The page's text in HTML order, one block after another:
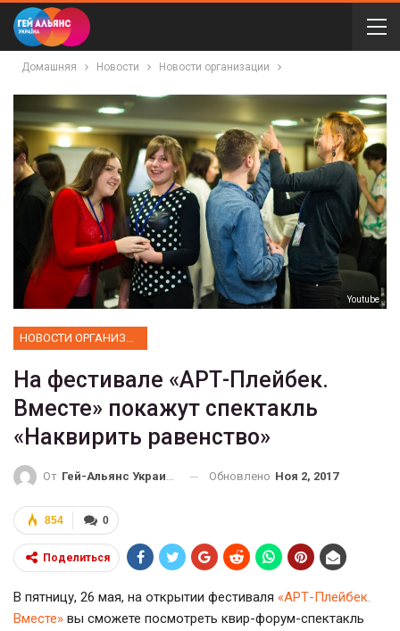
Домашняя Новости Новости организации
Youtube
На фестивале «АРТ-Плейбек.
Вместе» покажут спектакль
«Наквирить равенство»
От Гей-Альянс Украина Обновлено Ноя 2, 2017
0
854
Поделиться
В пятницу, 26 мая, на открытии фестиваля «АРТ-Плейбек.
Вместе» вы сможете посмотреть квир-форум-спектакль